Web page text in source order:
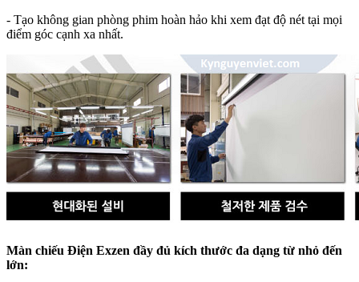
- Tạo không gian phòng phim hoàn hảo khi xem đạt độ nét tại mọi
điểm góc cạnh xa nhất.
Màn chiếu Điện Exzen đầy đủ kích thước đa dạng từ nhỏ đến
lớn: